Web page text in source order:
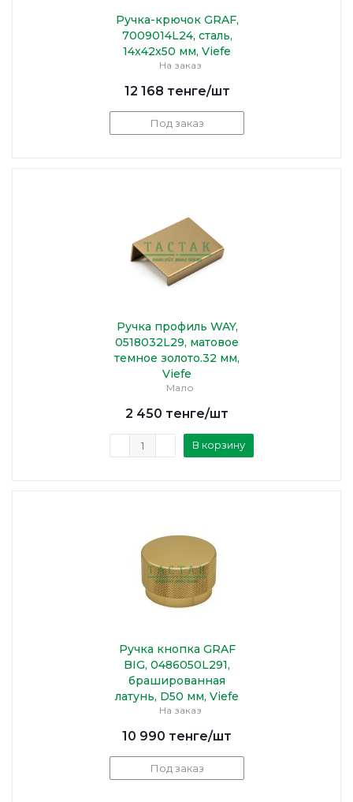
Ручка-крючок GRAF,
7009014L24, сталь,
14x42x50 мм, Viefe
На заказ
12 168 тенге/шт
Под заказ
Ручка профиль WAY,
0518032L29, матовое
темное золото.32 мм,
Viefe
Мало
2 450 тенге/шт
В корзину
Ручка кнопка GRAF
BIG, 0486050L291,
брашированная
латунь, D50 мм, Viefe
На заказ
10 990 тенге/шт
Под заказ